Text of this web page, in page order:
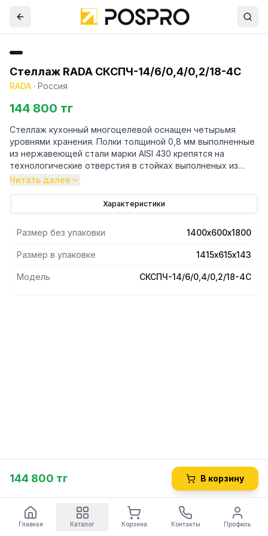
Стеллаж RADA СКСПЧ-14/6/0,4/0,2/18-4С
RADA · Россия
144 800 тг
Стеллаж кухонный многоцелевой оснащен четырьмя
уровнями хранения. Полки толщиной 0,8 мм выполненные
из нержавеющей стали марки AISI 430 крепятся на
технологические отверстия в стойках выполненых из
трубы профильной 40х20 марки AISI 430 и толщиной 1,2
разорбраном виде. Вариант поставки 4 полки и
комплекта 44 кг. Габариты упаковки полок 1415х615х143
мм.
Читать далее
Характеристики
Размер без упаковки 1400х600х1800
Размер в упаковке 1415х615х143
Модель СКСПЧ-14/6/0,4/0,2/18-4С
144 800 тг В корзину
Главная Каталог Корзина Контакты Профиль